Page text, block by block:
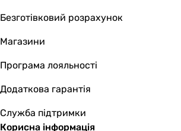
Безготівковий розрахунок
Магазини
Програма лояльності
Додаткова гарантія
Служба підтримки
Корисна інформація